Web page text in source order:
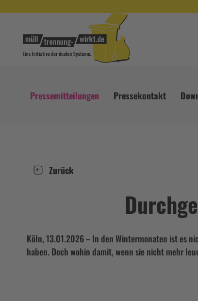
Pressemitteilungen Pressekontakt
Zurück
Köln, 13.01.2026 – In den Wintermonaten ist es
haben. Doch wohin damit, wenn sie nicht mehr